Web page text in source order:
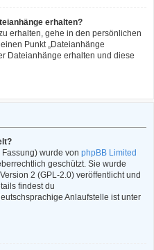
erhalten?
erhalten, gehe in den persönlichen
Punkt „Dateianhänge
Dateianhänge erhalten und diese
wurde von phpBB Limited
geschützt. Sie wurde
2 (GPL-2.0) veröffentlicht und
findest du
Anlaufstelle ist unter